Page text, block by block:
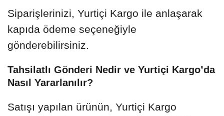
Siparişlerinizi, Yurtiçi Kargo ile anlaşarak
kapıda ödeme seçeneğiyle
gönderebilirsiniz.
Tahsilatlı Gönderi Nedir ve Yurtiçi Kargo’da
Nasıl Yararlanılır?
Satışı yapılan ürünün, Yurtiçi Kargo